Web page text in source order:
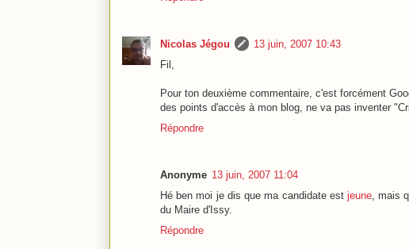
Nicolas Jégou
13 juin, 2007 10:43
Fil,
Pour ton deuxième commentaire, c'est forcément
des points d'accès à mon blog, ne va pas inventer
Répondre
Anonyme 13 juin, 2007 11:04
Hé ben moi je dis que ma candidate est jeune, mais
du Maire d'Issy.
Répondre